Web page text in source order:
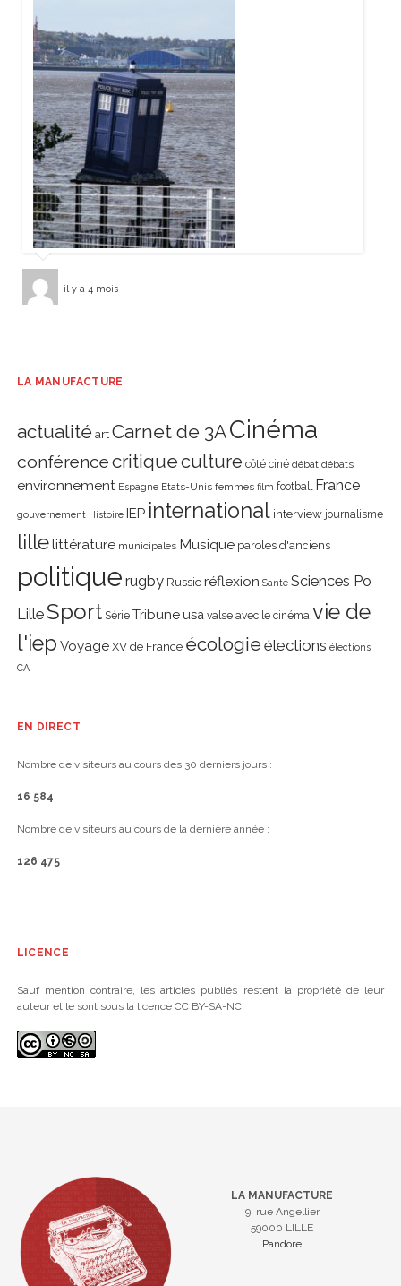
il y a 4 mois
LA MANUFACTURE
actualité art Carnet de 3ACinéma
conférencecritiqueculture côté ciné débat débats
environnement Espagne Etats-Unis femmes film football France
gouvernement Histoire IEP international interview journalisme
lillelittérature municipales Musique paroles d'anciens
politique rugby Russie réflexion Santé Sciences Po
LilleSport Série Tribune usa valse avec le cinéma vie de
l'iep Voyage XV de France écologie élections élections
CA
EN DIRECT
Nombre de visiteurs au cours des 30 derniers jours :
16 584
Nombre de visiteurs au cours de la dernière année :
126 475
LICENCE
Sauf mention contraire, les articles publiés restent la propriété de leur
auteur et le sont sous la licence CC BY-SA-NC.
LA MANUFACTURE
9, rue Angellier
59000 LILLE
Pandore